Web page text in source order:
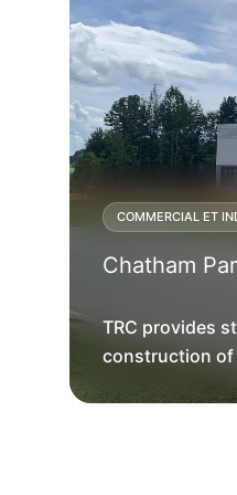
COMMERCIAL ET
Chatham
TRC provides
construction of
space in
Stepping
Center
Learn how
the World